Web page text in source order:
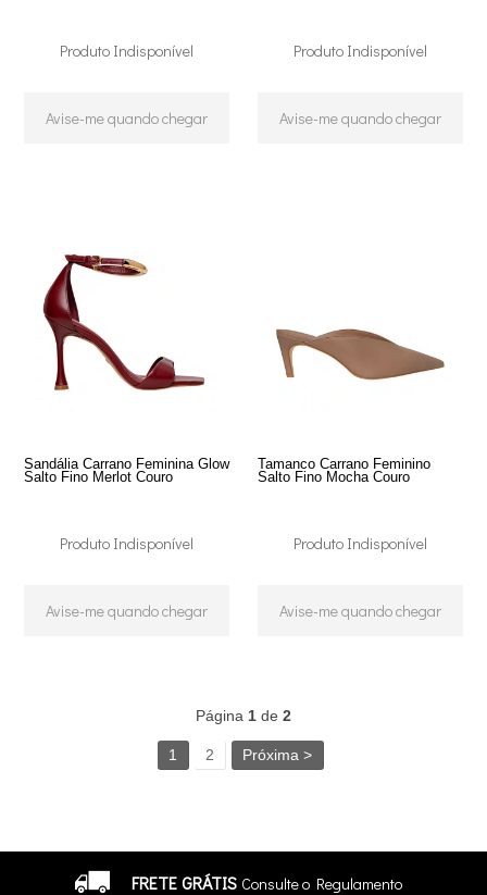
Produto Indisponível
Avise-me quando chegar
Produto Indisponível
Avise-me quando chegar
Sandália Carrano Feminina Glow
Salto Fino Merlot Couro
Produto Indisponível
Avise-me quando chegar
Tamanco Carrano Feminino
Salto Fino Mocha Couro
Produto Indisponível
Avise-me quando chegar
Página 1de 2
1 2 Próxima >
FRETE GRÁTIS Consulte o Regulamento